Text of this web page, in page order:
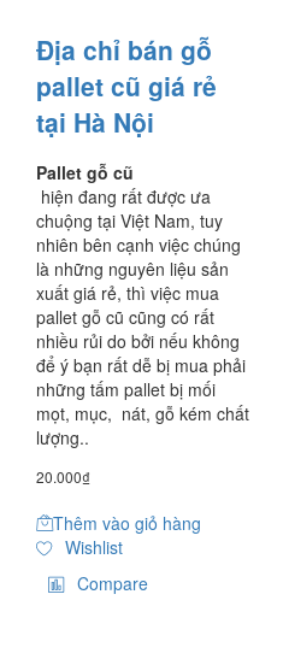
Địa chỉ bán gỗ
pallet cũ giá rẻ
tại Hà Nội
Pallet gỗ cũ
hiện đang rất được ưa
chuộng tại Việt Nam, tuy
nhiên bên cạnh việc chúng
là những nguyên liệu sản
xuất giá rẻ, thì việc mua
pallet gỗ cũ cũng có rất
nhiều rủi do bởi nếu không
để ý bạn rất dễ bị mua phải
những tấm pallet bị mối
mọt, mục, nát, gỗ kém chất
lượng..
20.000₫
Thêm vào giỏ hàng
Wishlist
Compare